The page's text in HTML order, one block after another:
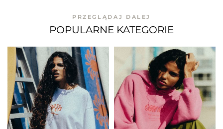
PRZEGLĄDAJ DALEJ
POPULARNE KATEGORIE